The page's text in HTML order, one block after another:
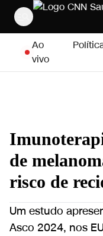
Pular para o
Ao
vivo
de
risco de
Um estudo
Asco 2024, nos